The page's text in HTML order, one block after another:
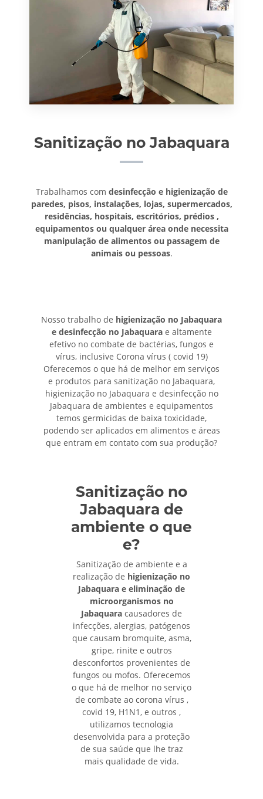
Sanitização no Jabaquara
Trabalhamos com desinfecção e higienização de
paredes, pisos, instalações, lojas, supermercados,
residências, hospitais, escritórios, prédios ,
equipamentos ou qualquer área onde necessita
manipulação de alimentos ou passagem de
animais ou pessoas.
Nosso trabalho de higienização no Jabaquara
e desinfecção no Jabaquarae altamente
efetivo no combate de bactérias, fungos e
vírus, inclusive Corona vírus ( covid 19)
Oferecemos o que há de melhor em serviços
e produtos para sanitização no Jabaquara,
higienização no Jabaquara e desinfecção no
Jabaquara de ambientes e equipamentos
temos germicidas de baixa toxicidade,
podendo ser aplicados em alimentos e áreas
que entram em contato com sua produção?
Sanitização no
Jabaquara de
ambiente o que
e?
Sanitização de ambiente e a
realização de higienização no
Jabaquara e eliminação de
microorganismos no
Jabaquara causadores de
infecções, alergias, patógenos
que causam bromquite, asma,
gripe, rinite e outros
desconfortos provenientes de
fungos ou mofos. Oferecemos
o que há de melhor no serviço
de combate ao corona vírus ,
covid 19, H1N1, e outros ,
utilizamos tecnologia
desenvolvida para a proteção
de sua saúde que lhe traz
mais qualidade de vida.